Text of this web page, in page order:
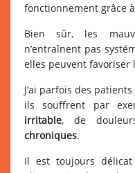
fonctionnement grâce
Bien sûr, les
n’entraînent pas
elles peuvent favoriser
J’ai parfois des
ils souffrent par
irritable, de
chroniques.
Il est toujours